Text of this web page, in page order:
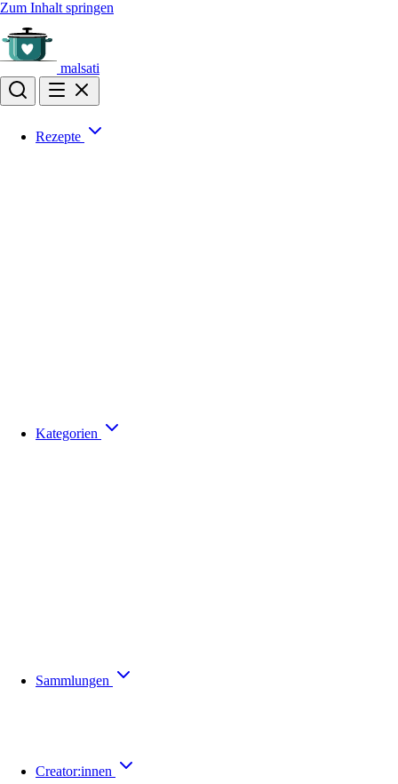
Zum Inhalt springen
malsati
Rezepte
Kategorien
Sammlungen
Creator:innen